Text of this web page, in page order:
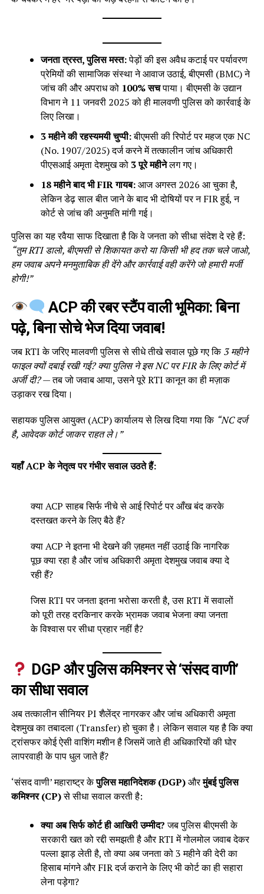
जनता त्रस्त, पुलिस मस्त:पेड़ों की इस अवैध कटाई पर पर्यावरण
प्रेमियों की सामाजिक संस्था ने आवाज उठाई, बीएमसी (BMC) ने
जांच की और अपराध को 100% सचपाया। बीएमसी के उद्यान
विभाग ने 11 जनवरी 2025 को ही मालवणी पुलिस को कार्रवाई के
लिए लिखा।
3 महीने की रहस्यमयी चुप्पी:बीएमसी की रिपोर्ट पर महज एक NC
(No. 1907/2025) दर्ज करने में तत्कालीन जांच अधिकारी
पीएसआई अमृता देशमुख को 3 पूरे महीनेलग गए।
18 महीने बाद भी FIR गायब:आज अगस्त 2026 आ चुका है,
लेकिन डेढ़ साल बीत जाने के बाद भी दोषियों पर न FIR हुई, न
कोर्ट से जांच की अनुमति मांगी गई।
पुलिस का यह रवैया साफ दिखाता है कि वे जनता को सीधा संदेश दे रहे हैं:
“तुम RTI डालो, बीएमसी से शिकायत करो या किसी भी हद तक चले जाओ,
हम जवाब अपने मनमुताबिक ही देंगे और कार्रवाई वही करेंगे जो हमारी मर्जी
होगी!”
ACP की रबर स्टैंप वाली भूमिका: बिना
पढ़े, बिना सोचे भेज दिया जवाब!
जब RTI के जरिए मालवणी पुलिस से सीधे तीखे सवाल पूछे गए कि3 महीने
फाइल क्यों दबाई रखी गई? क्या पुलिस ने इस NC पर FIR के लिए कोर्ट में
अर्जी दी?— तब जो जवाब आया, उसने पूरे RTI कानून का ही मज़ाक
उड़ाकर रख दिया।
सहायक पुलिस आयुक्त (ACP) कार्यालय से लिख दिया गया कि “NC दर्ज
है, आवेदक कोर्ट जाकर राहत ले।”
यहाँ ACP के नेतृत्व पर गंभीर सवाल उठते हैं:
क्या ACP साहब सिर्फ नीचे से आई रिपोर्ट पर आँख बंद करके
दस्तखत करने के लिए बैठे हैं?
क्या ACP ने इतना भी देखने की ज़हमत नहीं उठाई कि नागरिक
पूछ क्या रहा है और जांच अधिकारी अमृता देशमुख जवाब क्या दे
रही हैं?
जिस RTI पर जनता इतना भरोसा करती है, उस RTI में सवालों
को पूरी तरह दरकिनार करके भ्रामक जवाब भेजना क्या जनता
के विश्वास पर सीधा प्रहार नहीं है?
DGP और पुलिस कमिश्नर से ‘संसद वाणी’
का सीधा सवाल
अब तत्कालीन सीनियर PI शैलेंद्र नागरकर और जांच अधिकारी अमृता
देशमुख का तबादला (Transfer) हो चुका है। लेकिन सवाल यह है कि क्या
ट्रांसफर कोई ऐसी वाशिंग मशीन है जिसमें जाते ही अधिकारियों की घोर
लापरवाही के पाप धुल जाते हैं?
‘संसद वाणी’ महाराष्ट्र केपुलिस महानिदेशक (DGP)औरमुंबई पुलिस
कमिश्नर (CP)से सीधा सवाल करती है:
क्या अब सिर्फ कोर्ट ही आखिरी उम्मीद?जब पुलिस बीएमसी के
सरकारी खत को रद्दी समझती है और RTI में गोलमोल जवाब देकर
पल्ला झाड़ लेती है, तो क्या अब जनता को 3 महीने की देरी का
हिसाब मांगने और FIR दर्ज कराने के लिए भी कोर्ट का ही सहारा
लेना पड़ेगा?